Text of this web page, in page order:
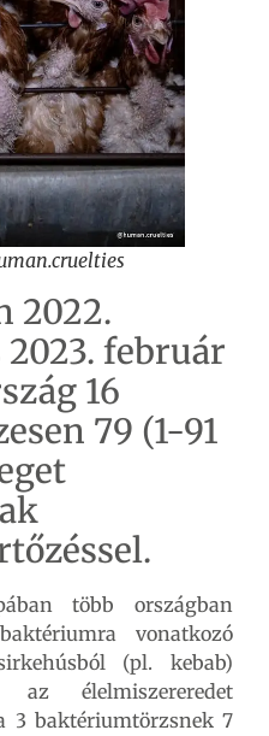
2022.
2023. február
16
79 (1-91
több országban
vonatkozó
(pl. kebab)
az élelmiszereredet
3 baktériumtörzsnek 7